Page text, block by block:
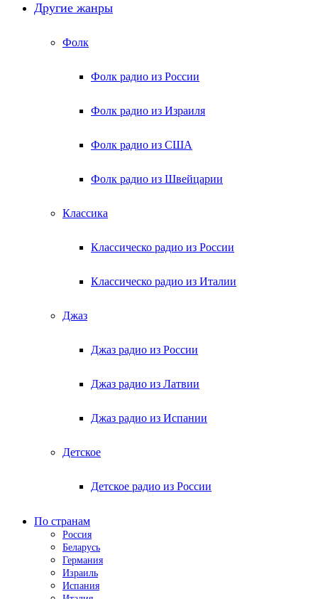
Другие жанры
Фолк
Фолк радио из России
Фолк радио из Израиля
Фолк радио из США
Фолк радио из Швейцарии
Классика
Классическо радио из России
Классическо радио из Италии
Джаз
Джаз радио из России
Джаз радио из Латвии
Джаз радио из Испании
Детское
Детское радио из России
По странам
Россия
Беларусь
Германия
Израиль
Испания